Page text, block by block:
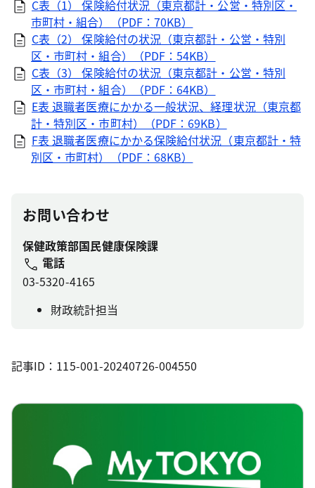
C表（1） 保険給付状況（東京都計・公営・特別区・
市町村・組合）（PDF：70KB）
C表（2） 保険給付の状況（東京都計・公営・特別
区・市町村・組合）（PDF：54KB）
C表（3） 保険給付の状況（東京都計・公営・特別
区・市町村・組合）（PDF：64KB）
E表 退職者医療にかかる一般状況、経理状況（東京都
計・特別区・市町村）（PDF：69KB）
F表 退職者医療にかかる保険給付状況（東京都計・特
別区・市町村）（PDF：68KB）
お問い合わせ
保健政策部国民健康保険課
電話
03-5320-4165
財政統計担当
記事ID：115-001-20240726-004550